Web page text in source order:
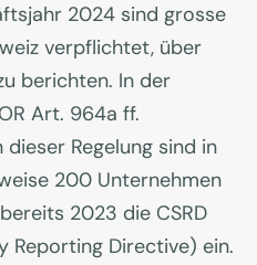
2024 sind grosse
verpflichtet, über
berichten. In der
Art. 964a ff.
Regelung sind in
200 Unternehmen
2023 die CSRD
Reporting Directive) ein.